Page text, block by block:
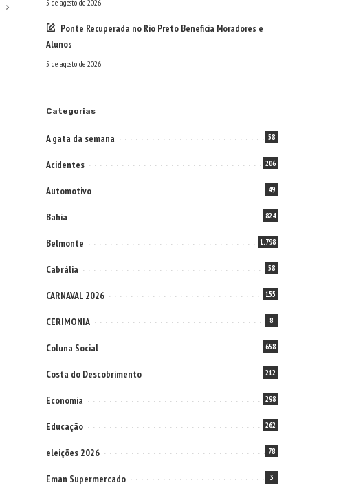
5 de agosto de 2026
Ponte Recuperada no Rio Preto Beneficia Moradores e
Alunos
5 de agosto de 2026
Categorias
A gata da semana 58
Acidentes 206
Automotivo 49
Bahia 824
Belmonte 1.798
Cabrália 58
CARNAVAL 2026 155
CERIMONIA 8
Coluna Social 658
Costa do Descobrimento 212
Economia 298
Educação 262
eleições 2026 78
Eman Supermercado 3